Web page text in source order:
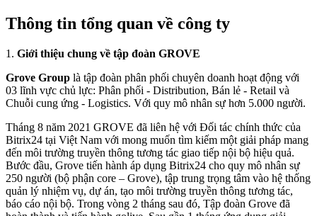
Thông tin tổng quan về công ty
1. Giới thiệu chung về tập đoàn GROVE
Grove Group là tập đoàn phân phối chuyên doanh hoạt động với
03 lĩnh vực chủ lực: Phân phối - Distribution, Bán lẻ - Retail và
Chuỗi cung ứng - Logistics. Với quy mô nhân sự hơn 5.000 người.
Tháng 8 năm 2021 GROVE đã liên hệ với Đối tác chính thức của
Bitrix24 tại Việt Nam với mong muốn tìm kiếm một giải pháp mang
đến môi trường truyền thông tương tác giao tiếp nội bộ hiệu quả.
Bước đầu, Grove tiến hành áp dụng Bitrix24 cho quy mô nhân sự
250 người (bộ phận core – Grove), tập trung trọng tâm vào hệ thống
quản lý nhiệm vụ, dự án, tạo môi trường truyền thông tương tác,
báo cáo nội bộ. Trong vòng 2 tháng sau đó, Tập đoàn Grove đã